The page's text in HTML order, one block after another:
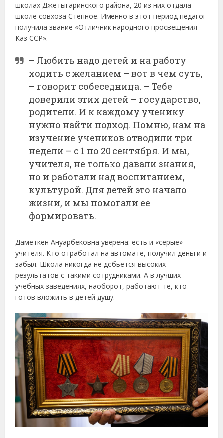
школах Джетыгаринского района, 20 из них отдала
школе совхоза Степное. Именно в этот период педагог
получила звание «Отличник народного просвещения
Каз ССР».
– Любить надо детей и на работу
ходить с желанием – вот в чем суть,
– говорит собеседница. – Тебе
доверили этих детей – государство,
родители. И к каждому ученику
нужно найти подход. Помню, нам на
изучение учеников отводили три
недели – с 1 по 20 сентября. И мы,
учителя, не только давали знания,
но и работали над воспитанием,
культурой. Для детей это начало
жизни, и мы помогали ее
формировать.
Даметкен Ануарбековна уверена: есть и «серые»
учителя. Кто отработал на автомате, получил деньги и
забыл. Школа никогда не добьется высоких
результатов с такими сотрудниками. А в лучших
учебных заведениях, наоборот, работают те, кто
готов вложить в детей душу.